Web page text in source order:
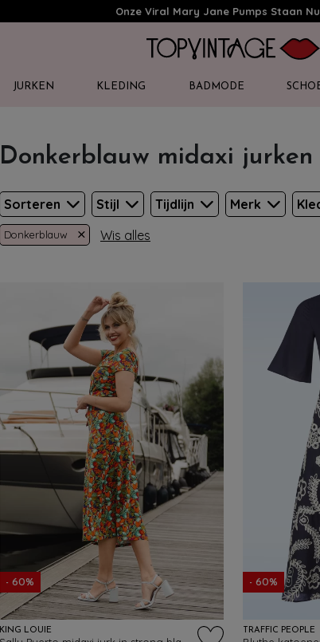
Onze Viral Mary Jane Pumps Staan
JURKEN KLEDING BADMODE
Donkerblauw midaxi jurken
Sorteren Stijl Tijdlijn Merk
Donkerblauw × Wis alles
- 60%
KING LOUIE
- 60%
TRAFFIC PEOPLE